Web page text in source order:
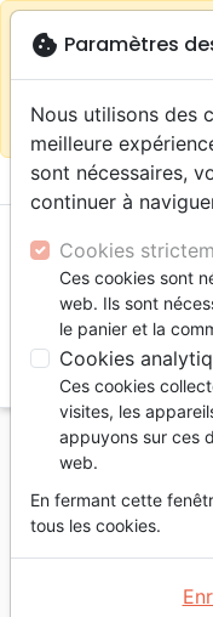
warningSelon votre
localisation (États-
sur la boutique La
menu
Accueil Auteurs
Carolyn Custis
James
femme,
cookie Paramètres
Nous utilisons des
meilleure
sont nécessaires,
continuer à
Cookies
Ces cookies sont
web. Ils sont
le panier et la
Cookies
Ces cookies
visites, les
appuyons sur ces
web.
En fermant cette
tous les cookies.